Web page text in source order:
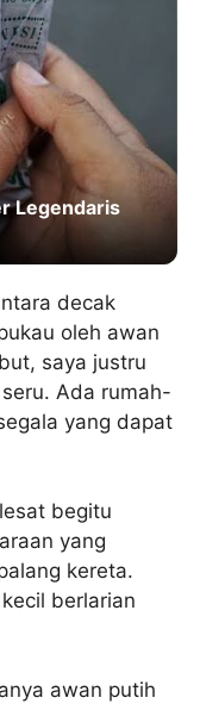
Legendaris
decak
oleh awan
saya justru
Ada rumah-
yang dapat
begitu
yang
kereta.
berlarian
awan putih